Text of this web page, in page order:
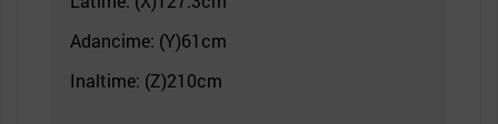
Adancime: (Y)61cm
Inaltime: (Z)210cm